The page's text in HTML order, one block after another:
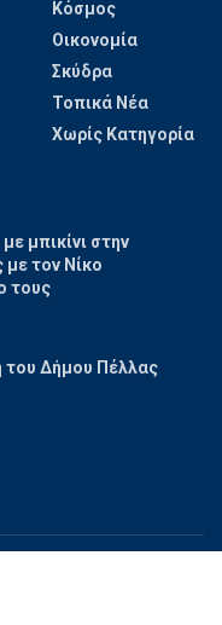
Κόσμος
Οικονομία
Σκύδρα
Τοπικά Νέα
Χωρίς Κατηγορία
μπικίνι στην
με τον Νίκο
τους
του Δήμου Πέλλας